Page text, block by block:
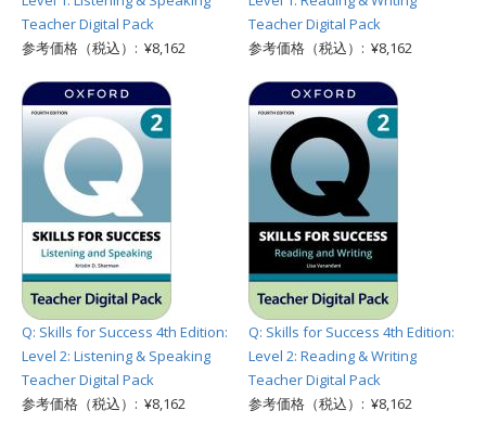
Teacher Digital Pack
参考価格（税込）: ¥8,162
Teacher Digital Pack
参考価格（税込）: ¥8,162
Q: Skills for Success 4th Edition:
Level 2: Listening & Speaking
Teacher Digital Pack
参考価格（税込）: ¥8,162
Q: Skills for Success 4th Edition:
Level 2: Reading & Writing
Teacher Digital Pack
参考価格（税込）: ¥8,162